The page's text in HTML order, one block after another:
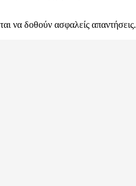
να δοθούν ασφαλείς απαντήσεις.